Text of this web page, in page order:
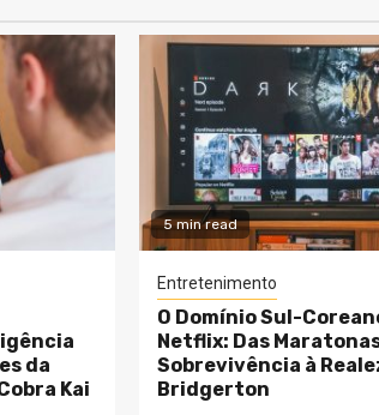
da
Kai
5 min read
Entretenimento
O Domínio Sul-
Netflix: Das
Sobrevivência à
Bridgerton